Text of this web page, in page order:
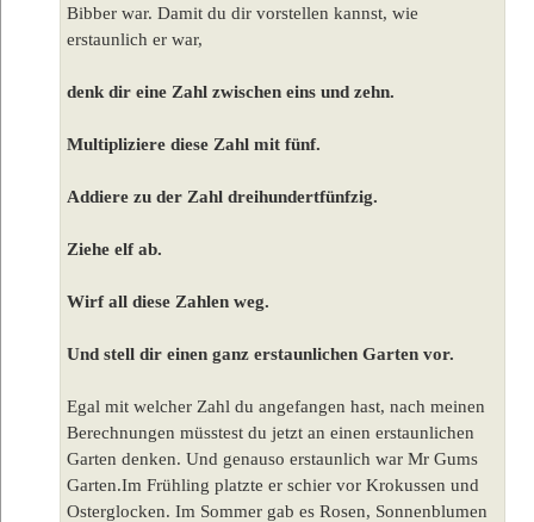
Bibber war. Damit du dir vorstellen kannst, wie
erstaunlich er war,
denk dir eine Zahl zwischen eins und zehn.
Multipliziere diese Zahl mit fünf.
Addiere zu der Zahl dreihundertfünfzig.
Ziehe elf ab.
Wirf all diese Zahlen weg.
Und stell dir einen ganz erstaunlichen Garten vor.
Egal mit welcher Zahl du angefangen hast, nach meinen
Berechnungen müsstest du jetzt an einen erstaunlichen
Garten denken. Und genauso erstaunlich war Mr Gums
Garten.Im Frühling platzte er schier vor Krokussen und
Osterglocken. Im Sommer gab es Rosen, Sonnenblumen